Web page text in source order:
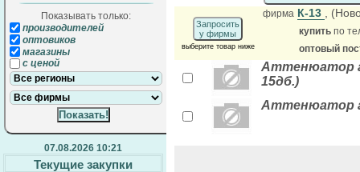
Показывать только:
производителей
оптовиков
магазины
с ценой
07.08.2026 10:21
Текущие закупки
Запросить
у фирмы
выберите товар ниже
фирма К-13 ,
купить по
оптовый
Аттенюатор
15дб.)
Аттенюатор